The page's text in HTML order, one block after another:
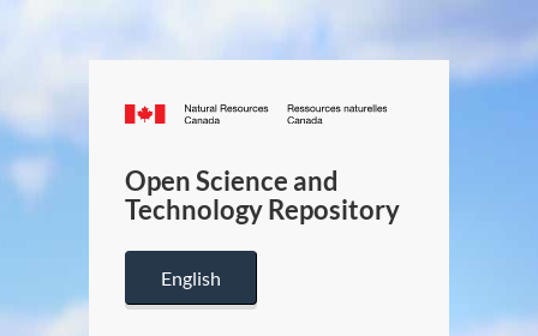
Canada.ca
/
Canada
Open Science and
Technology Repository
English